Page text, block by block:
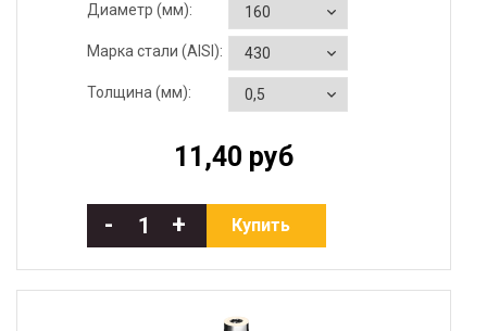
Диаметр (мм):
Марка стали (AISI):
Толщина (мм):
11,40 руб
- + Купить